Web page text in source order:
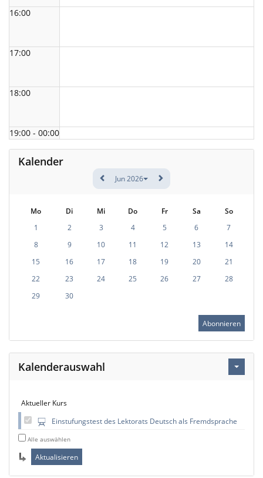
16:00
17:00
18:00
19:00 - 00:00
Kalender
Jun 2026
Mo Di Mi Do Fr Sa
So
1
2 3 4 5 6
7
8
9 10 11 12 13
14
15
16 17 18 19 20
21
22
23 24 25 26 27
28
29
30
Abonnieren
Kalenderauswahl
Aktueller Kurs
Einstufungstest des Lektorats Deutsch als Fremdsprache
Alle auswählen